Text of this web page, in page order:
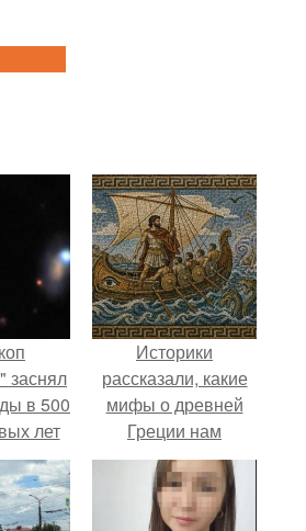
заснял
в 500
лет
Историки
рассказали, какие
мифы о древней
Греции нам
навязало кино.